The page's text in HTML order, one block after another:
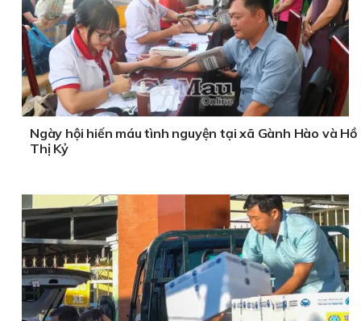
Ngày hội hiến máu tình nguyện tại xã Gành Hào và Hồ
Thị Kỷ